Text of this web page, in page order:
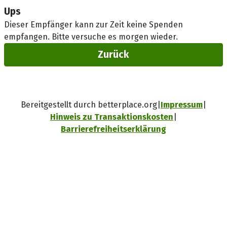
Ups
Dieser Empfänger kann zur Zeit keine Spenden
empfangen. Bitte versuche es morgen wieder.
Zurück
Bereitgestellt durch betterplace.org Impressum
Hinweis zu Transaktionskosten
Barrierefreiheitserklärung